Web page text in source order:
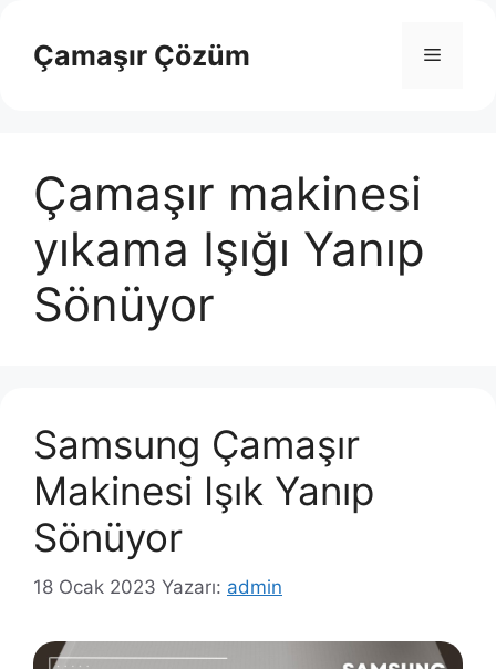
Çamaşır Çözüm Menü
Çamaşır makinesi
yıkama Işığı Yanıp
Sönüyor
Samsung Çamaşır
Makinesi Işık Yanıp
Sönüyor
18 Ocak 2023 Yazarı: admin